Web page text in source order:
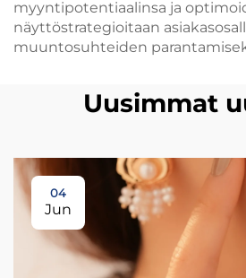
myyntipotentiaalinsa ja
näyttöstrategioitaan
muuntosuhteiden
Uusimmat
04
Jun